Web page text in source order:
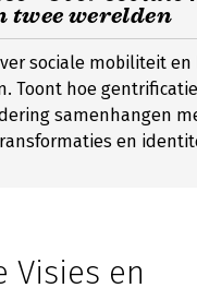
twee werelden
sociale mobiliteit
Toont hoe
samenhangen
en
Visies en